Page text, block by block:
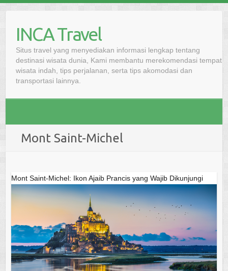
contentINCA Travel
Situs travel yang menyediakan informasi lengkap tentang
destinasi wisata dunia, Kami membantu merekomendasi tempat
wisata indah, tips perjalanan, serta tips akomodasi dan
transportasi lainnya.
Mont Saint-Michel
Mont Saint-Michel: Ikon Ajaib Prancis yang Wajib Dikunjungi